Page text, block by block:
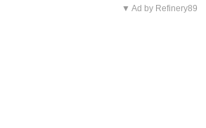
▼ Ad by Refinery89